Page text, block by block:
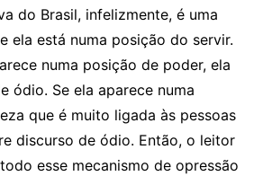
do Brasil, infelizmente, é uma
ela está numa posição do servir.
numa posição de poder, ela
ódio. Se ela aparece numa
que é muito ligada às pessoas
discurso de ódio. Então, o leitor
esse mecanismo de opressão